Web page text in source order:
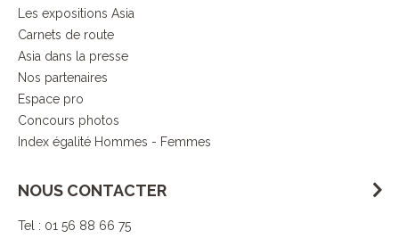
Les expositions Asia
Carnets de route
Asia dans la presse
Nos partenaires
Espace pro
Concours photos
Index égalité Hommes - Femmes
NOUS CONTACTER
Tel : 01 56 88 66 75